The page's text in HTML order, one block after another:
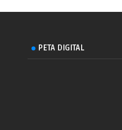
PETA DIGITAL